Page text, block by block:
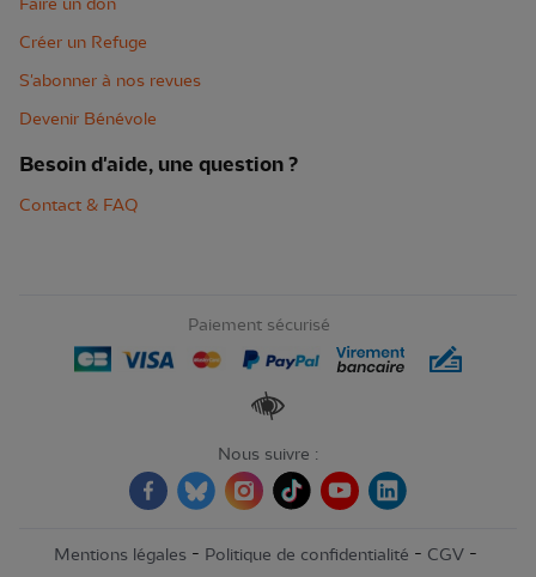
Faire un don
Créer un Refuge
S'abonner à nos revues
Devenir Bénévole
Besoin d'aide, une question ?
Contact & FAQ
Paiement sécurisé
Renforcer les contrastes
Nous suivre :
Mentions légales - Politique de confidentialité - CGV -